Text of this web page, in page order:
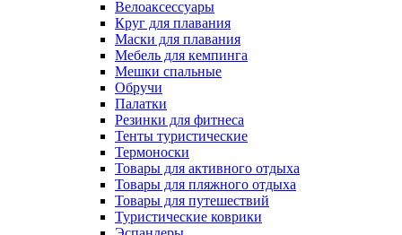
Велоаксессуары
Круг для плавания
Маски для плавания
Мебель для кемпинга
Мешки спальные
Обручи
Палатки
Резинки для фитнеса
Тенты туристические
Термоноски
Товары для активного отдыха
Товары для пляжного отдыха
Товары для путешествий
Туристические коврики